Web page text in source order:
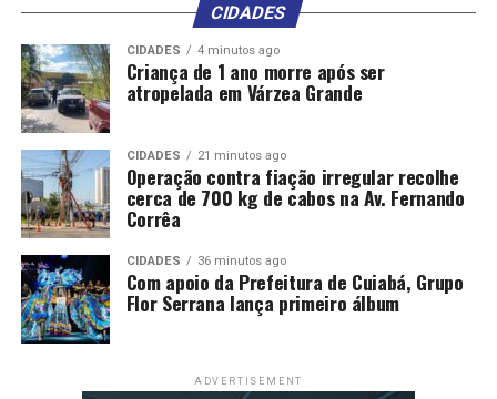
CIDADES
CIDADES 4 minutos ago
Criança de 1 ano morre após ser
atropelada em Várzea Grande
CIDADES 21 minutos ago
Operação contra fiação irregular recolhe
cerca de 700 kg de cabos na Av. Fernando
Corrêa
CIDADES 36 minutos ago
Com apoio da Prefeitura de Cuiabá, Grupo
Flor Serrana lança primeiro álbum
ADVERTISEMENT